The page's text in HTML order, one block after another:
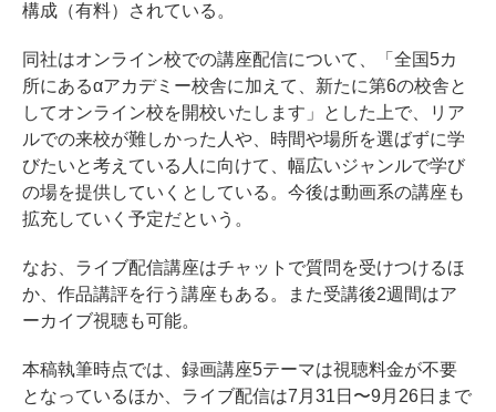
構成（有料）されている。
同社はオンライン校での講座配信について、「全国5カ
所にあるαアカデミー校舎に加えて、新たに第6の校舎と
してオンライン校を開校いたします」とした上で、リア
ルでの来校が難しかった人や、時間や場所を選ばずに学
びたいと考えている人に向けて、幅広いジャンルで学び
の場を提供していくとしている。今後は動画系の講座も
拡充していく予定だという。
なお、ライブ配信講座はチャットで質問を受けつけるほ
か、作品講評を行う講座もある。また受講後2週間はア
ーカイブ視聴も可能。
本稿執筆時点では、録画講座5テーマは視聴料金が不要
となっているほか、ライブ配信は7月31日〜9月26日まで